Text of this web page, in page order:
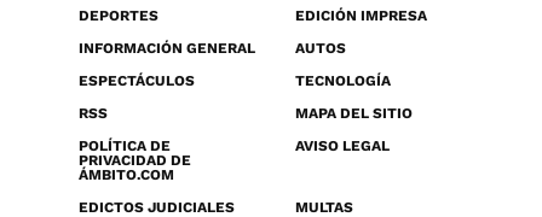
DEPORTES
EDICIÓN IMPRESA
INFORMACIÓN GENERAL
AUTOS
ESPECTÁCULOS
TECNOLOGÍA
RSS
MAPA DEL SITIO
POLÍTICA DE
PRIVACIDAD DE
ÁMBITO.COM
AVISO LEGAL
EDICTOS JUDICIALES
MULTAS